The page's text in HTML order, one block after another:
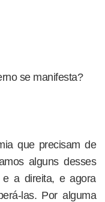
se manifesta?
que precisam de
alguns desses
e a direita, e agora
las. Por alguma